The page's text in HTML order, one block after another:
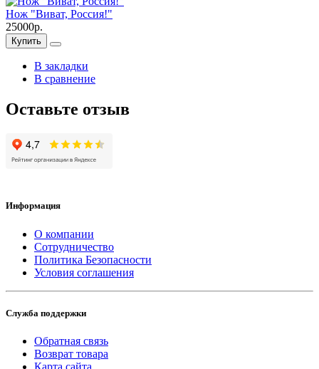
Нож "Виват, Россия!"
25000р.
Купить
В закладки
В сравнение
Оставьте отзыв
Информация
О компании
Сотрудничество
Политика Безопасности
Условия соглашения
Служба поддержки
Обратная связь
Возврат товара
Карта сайта